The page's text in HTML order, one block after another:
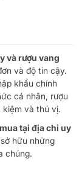
và rượu vang
và độ tin cậy.
khẩu chính
cá nhân, rượu
và thú vị.
mua tại địa chỉ uy
hữu những
chúng.